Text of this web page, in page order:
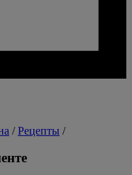
/Рецепты /